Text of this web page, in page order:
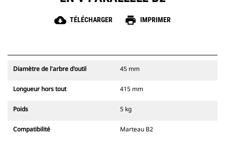
cloud_download TÉLÉCHARGER print IMPRIMER
Diamètre de l'arbre d'outil 45 mm
Longueur hors tout 415 mm
Poids 5 kg
Compatibilité Marteau B2